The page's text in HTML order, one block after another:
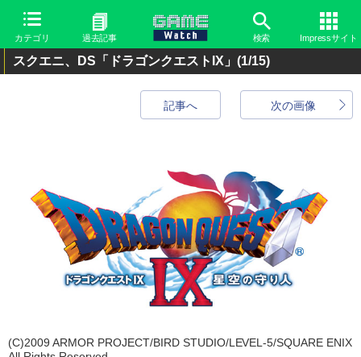
カテゴリ 過去記事 検索 Impressサイト
スクエニ、DS「ドラゴンクエストIX」 (1/15)
次の画像
記事へ
(C)2009 ARMOR PROJECT/BIRD STUDIO/LEVEL-5/SQUARE ENIX